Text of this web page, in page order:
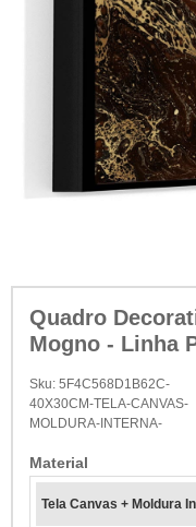
Quadro
Mogno - Linha
Sku: 5F4C568D1B62C-
40X30CM-TELA-CANVAS-
MOLDURA-INTERNA-
Material
Tela Canvas + Moldura